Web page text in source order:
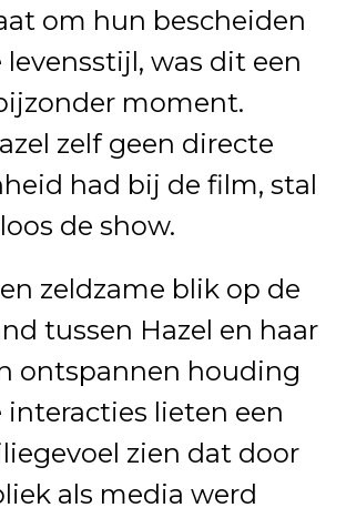
om hun bescheiden
was dit een
moment.
zelf geen directe
had bij de film, stal
de show.
zeldzame blik op de
tussen Hazel en haar
ontspannen houding
interacties lieten een
zien dat door
als media werd